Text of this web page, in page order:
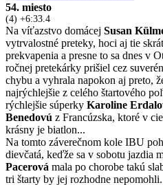
54. miesto
(4) +6:33.4
Na víťazstvo domácej Susan
vytrvalostné preteky, hoci aj tie
prekvapenia a presne to sa dnes v
ročnej pretekárky prišiel cez
chybu a vyhrala napokon aj preto,
najrýchlejšie z celého štartového
rýchlejšie súperky Karoline
Benedovú z Francúzska, ktoré v
krásny je biatlon...
Na tomto záverečnom kole IBU
dievčatá, keďže sa v sobotu jazdia
Pacerová mala po chorobe takú
tri štarty by jej rozhodne